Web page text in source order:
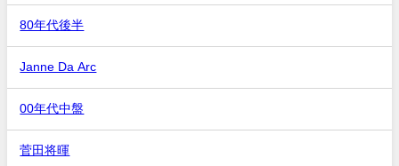
80年代後半
Janne Da Arc
00年代中盤
菅田将暉